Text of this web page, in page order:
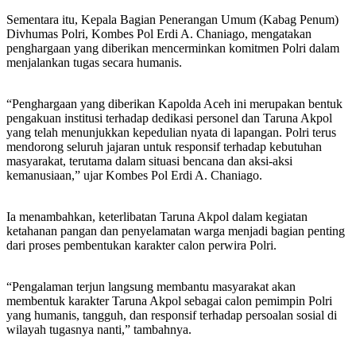
Sementara itu, Kepala Bagian Penerangan Umum (Kabag Penum)
Divhumas Polri, Kombes Pol Erdi A. Chaniago, mengatakan
penghargaan yang diberikan mencerminkan komitmen Polri dalam
menjalankan tugas secara humanis.
“Penghargaan yang diberikan Kapolda Aceh ini merupakan bentuk
pengakuan institusi terhadap dedikasi personel dan Taruna Akpol
yang telah menunjukkan kepedulian nyata di lapangan. Polri terus
mendorong seluruh jajaran untuk responsif terhadap kebutuhan
masyarakat, terutama dalam situasi bencana dan aksi-aksi
kemanusiaan,” ujar Kombes Pol Erdi A. Chaniago.
Ia menambahkan, keterlibatan Taruna Akpol dalam kegiatan
ketahanan pangan dan penyelamatan warga menjadi bagian penting
dari proses pembentukan karakter calon perwira Polri.
“Pengalaman terjun langsung membantu masyarakat akan
membentuk karakter Taruna Akpol sebagai calon pemimpin Polri
yang humanis, tangguh, dan responsif terhadap persoalan sosial di
wilayah tugasnya nanti,” tambahnya.